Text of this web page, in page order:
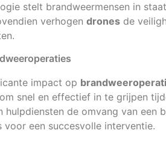
stelt brandweermensen in
verhogen drones de
impact op
snel en effectief in te grijpen
hulpdiensten de omvang van een
een succesvolle interventie.